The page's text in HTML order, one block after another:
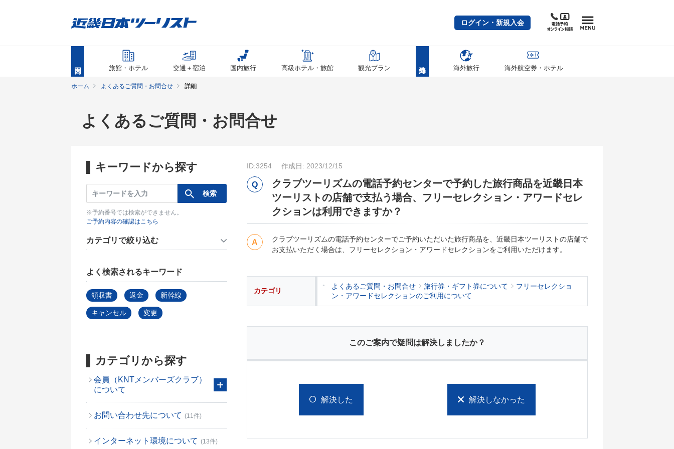
ログイン・新規入会
旅館・ホテル 交通＋宿泊 国内旅行 高級ホテル・旅館 観光プラン 海外旅行 海外航空券・ホテル
ホーム よくあるご質問・お問合せ 詳細
よくあるご質問・お問合せ
キーワードから探す
※予約番号では検索ができません。
ご予約内容の確認はこちら
カテゴリで絞り込む
よく検索されるキーワード
領収書 返金 新幹線
キャンセル 変更
カテゴリから探す
会員（KNTメンバーズクラブ）
について
お問い合わせ先について (11件)
インターネット環境について (13件)
ID:3254 作成日: 2023/12/15
クラブツーリズムの電話予約センターで予約した旅行商品を近畿日本
ツーリストの店舗で支払う場合、フリーセレクション・アワードセレ
クションは利用できますか？
クラブツーリズムの電話予約センターでご予約いただいた旅行商品を、近畿日本ツーリストの店舗で
お支払いただく場合は、フリーセレクション・アワードセレクションをご利用いただけます。
カテゴリ
よくあるご質問・お問合せ 旅行券・ギフト券について
フリーセレクショ
ン・アワードセレクションのご利用について
このご案内で疑問は解決しましたか？
解決した 解決しなかった